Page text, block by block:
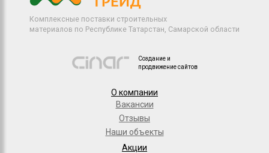
Комплексные поставки строительных
материалов по Республике Татарстан, Самарской области
Создание и
продвижение сайтов
О компании
Вакансии
Отзывы
Наши объекты
Акции